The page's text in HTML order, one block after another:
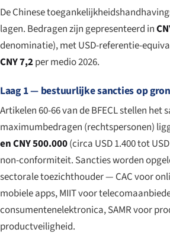
De Chinese
lagen. Bedragen zijn gepresenteerd in
denominatie), met USD-referentie-
CNY 7,2per medio 2026.
Laag 1 — bestuurlijke sancties op
Artikelen 60-66 van de BFECL stellen het
maximumbedragen (rechtspersonen)
en CNY 500.000(circa USD 1.400 tot
non-conformiteit. Sancties worden
sectorale toezichthouder — CAC voor
mobiele apps, MIIT voor
consumentenelektronica, SAMR voor
productveiligheid.